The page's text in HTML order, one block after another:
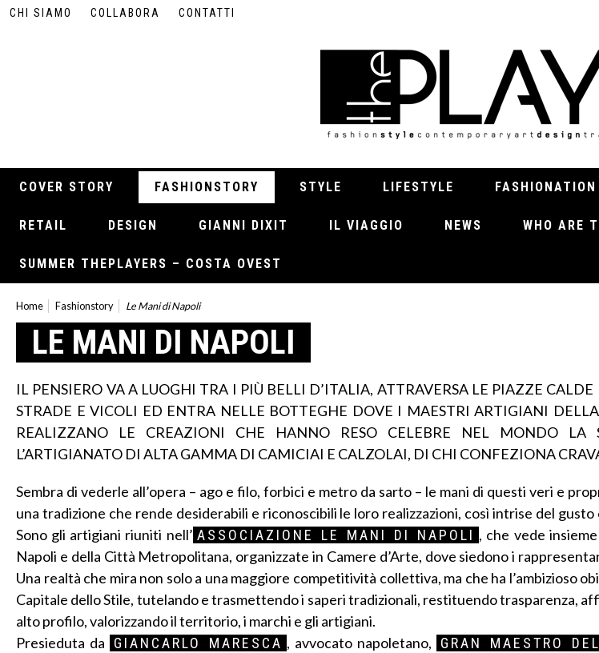
CHI SIAMO COLLABORA CONTATTI
COVER STORY FASHIONSTORY STYLE LIFESTYLE FASHIONATION
RETAIL DESIGN GIANNI DIXIT IL VIAGGIO NEWS WHO ARE
SUMMER THEPLAYERS – COSTA OVEST
Home Fashionstory Le Mani di Napoli
LE MANI DI NAPOLI
IL PENSIERO VA A LUOGHI TRA I PIÙ BELLI D’ITALIA, ATTRAVERSA LE PIAZZE CALDE
STRADE E VICOLI ED ENTRA NELLE BOTTEGHE DOVE I MAESTRI ARTIGIANI
REALIZZANO LE CREAZIONI CHE HANNO RESO CELEBRE NEL MONDO LA
L’ARTIGIANATO DI ALTA GAMMA DI CAMICIAI E CALZOLAI, DI CHI CONFEZIONA
Sembra di vederle all’opera – ago e filo, forbici e metro da sarto – le mani di questi veri e
una tradizione che rende desiderabili e riconoscibili le loro realizzazioni, così intrise del
Sono gli artigiani riuniti nell’ ASSOCIAZIONE LE MANI DI NAPOLI , che vede
Napoli e della Città Metropolitana, organizzate in Camere d’Arte, dove siedono i
Una realtà che mira non solo a una maggiore competitività collettiva, ma che ha l’ambizioso
Capitale dello Stile, tutelando e trasmettendo i saperi tradizionali, restituendo trasparenza,
alto profilo, valorizzando il territorio, i marchi e gli artigiani.
Presieduta da
GIANCARLO MARESCA , avvocato napoletano,
GRAN MAESTRO